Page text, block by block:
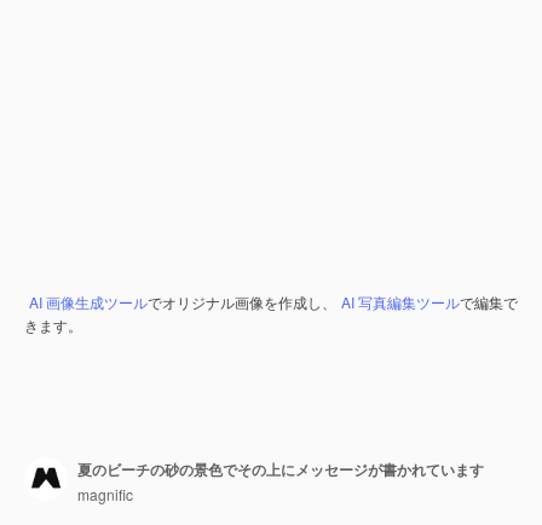
AI 画像生成ツールでオリジナル画像を作成し、 AI 写真編集ツールで編集で
きます。
夏のビーチの砂の景色でその上にメッセージが書かれています
magnific